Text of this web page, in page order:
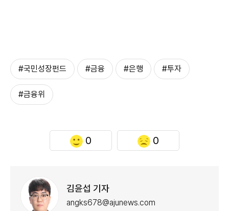
#국민성장펀드 #금융 #은행 #투자
#금융위
0 0
김윤섭 기자
angks678@ajunews.com